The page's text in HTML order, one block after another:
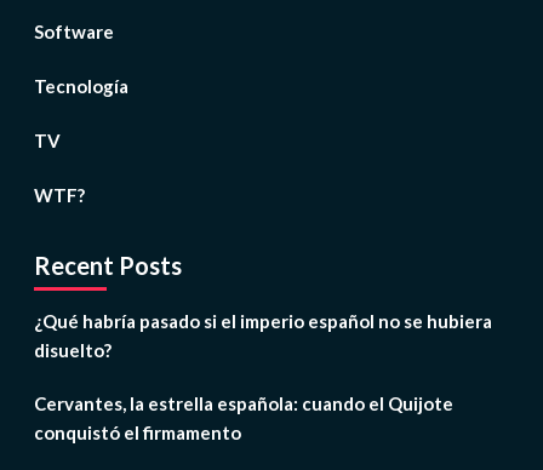
Software
Tecnología
TV
WTF?
Recent Posts
¿Qué habría pasado si el imperio español no se hubiera
disuelto?
Cervantes, la estrella española: cuando el Quijote
conquistó el firmamento